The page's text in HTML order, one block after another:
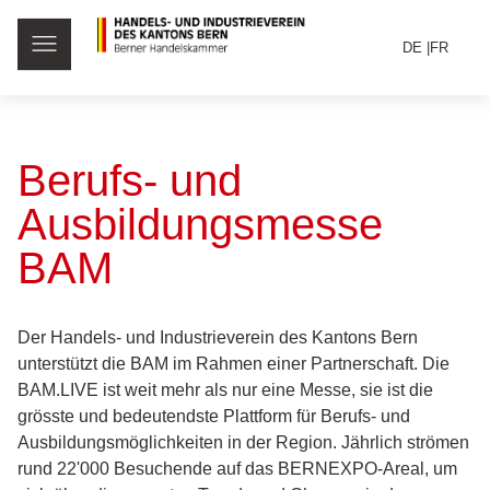
DE FR
Berufs- und
Ausbildungsmesse
BAM
Der Handels- und Industrieverein des Kantons Bern
unterstützt die BAM im Rahmen einer Partnerschaft. Die
BAM.LIVE ist weit mehr als nur eine Messe, sie ist die
grösste und bedeutendste Plattform für Berufs- und
Ausbildungsmöglichkeiten in der Region. Jährlich strömen
rund 22'000 Besuchende auf das BERNEXPO-Areal, um